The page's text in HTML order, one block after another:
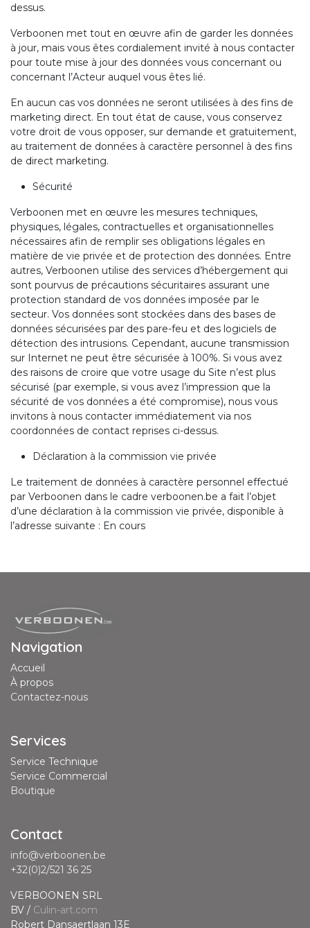
dessus.
Verboonen met tout en œuvre afin de garder les données
à jour, mais vous êtes cordialement invité à nous contacter
pour toute mise à jour des données vous concernant ou
concernant l’Acteur auquel vous êtes lié.
En aucun cas vos données ne seront utilisées à des fins de
marketing direct. En tout état de cause, vous conservez
votre droit de vous opposer, sur demande et gratuitement,
au traitement de données à caractère personnel à des fins
de direct marketing.
Sécurité
Verboonen met en œuvre les mesures techniques,
physiques, légales, contractuelles et organisationnelles
nécessaires afin de remplir ses obligations légales en
matière de vie privée et de protection des données. Entre
autres, Verboonen utilise des services d’hébergement qui
sont pourvus de précautions sécuritaires assurant une
protection standard de vos données imposée par le
secteur. Vos données sont stockées dans des bases de
données sécurisées par des pare-feu et des logiciels de
détection des intrusions. Cependant, aucune transmission
sur Internet ne peut être sécurisée à 100%. Si vous avez
des raisons de croire que votre usage du Site n’est plus
sécurisé (par exemple, si vous avez l’impression que la
sécurité de vos données a été compromise), nous vous
invitons à nous contacter immédiatement via nos
coordonnées de contact reprises ci-dessus.
Déclaration à la commission vie privée
Le traitement de données à caractère personnel effectué
par Verboonen dans le cadre verboonen.be a fait l’objet
d’une déclaration à la commission vie privée, disponible à
l’adresse suivante : En cours
Navigation
Accueil
À propos
Contactez-nous
Services
Service Technique
Service Commercial
Boutique
Contact
info@verboonen.be
+32(0)2/521 36 25
VERBOONEN SRL
BV / Culin-art.com
Robert Dansaertlaan 13E